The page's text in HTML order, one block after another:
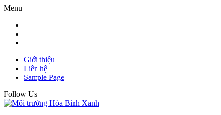
Menu
Giới thiệu
Liên hệ
Sample Page
Follow Us